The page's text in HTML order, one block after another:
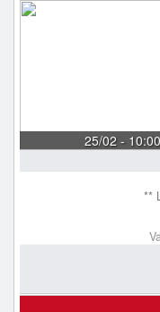
25/02 -
**